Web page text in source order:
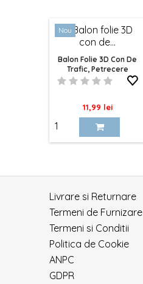
Nou
Balon Folie 3D Con De
Trafic, Petrecere
Masini
Pret
11,99 lei
Livrare si Returnare
Termeni de Furnizare
Termeni si Conditii
Politica de Cookie
ANPC
GDPR